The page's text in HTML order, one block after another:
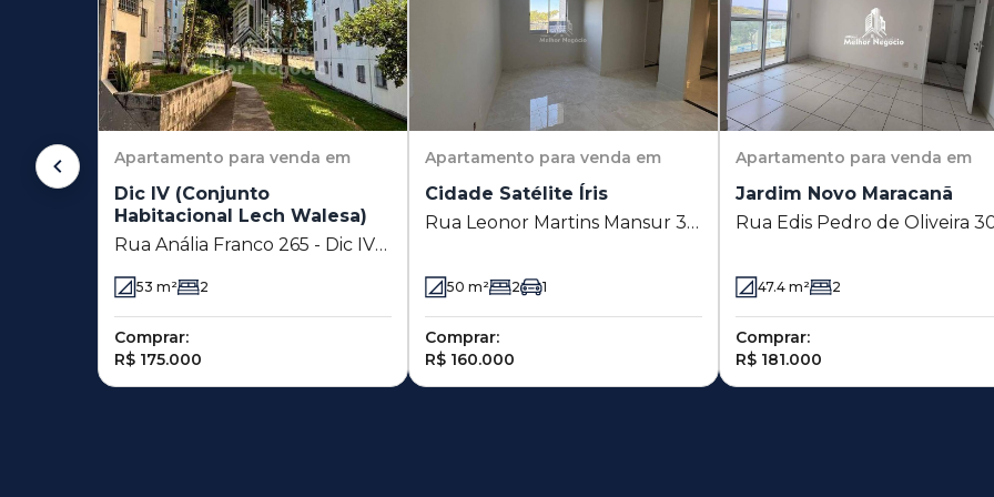
Apartamento para venda em
Dic IV (Conjunto
Habitacional Lech Walesa)
Rua Anália Franco 265 - Dic IV
Walesa) - Campinas - SP
53 m² 2
Comprar:
R$ 175.000
Apartamento para venda em
Cidade Satélite Íris
Rua Leonor Martins Mansur 311
- SP
50 m² 2 1
Comprar:
R$ 160.000
Apartamento para venda em
Jardim Novo Maracanã
Rua Edis Pedro de Oliveira
Campinas - SP
47.4 m² 2
Comprar:
R$ 181.000